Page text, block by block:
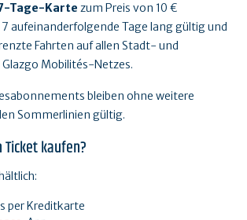
Tage-Karte zum Preis von 10 €
aufeinanderfolgende Tage lang gültig und
Fahrten auf allen Stadt- und
Mobilités-Netzes.
bleiben ohne weitere
Sommerlinien gültig.
kaufen?
per Kreditkarte